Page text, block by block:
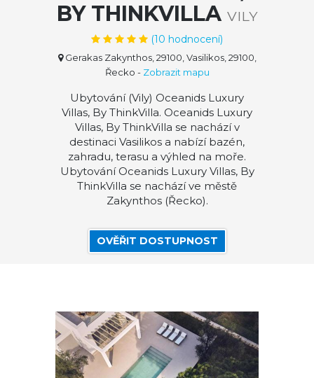
BY THINKVILLA VILY
(10 hodnocení)
Gerakas Zakynthos, 29100, Vasilikos, 29100,
Řecko - Zobrazit mapu
Ubytování (Vily) Oceanids Luxury
Villas, By ThinkVilla. Oceanids Luxury
Villas, By ThinkVilla se nachází v
destinaci Vasilikos a nabízí bazén,
zahradu, terasu a výhled na moře.
Ubytování Oceanids Luxury Villas, By
ThinkVilla se nachází ve městě
Zakynthos (Řecko).
OVĚŘIT DOSTUPNOST